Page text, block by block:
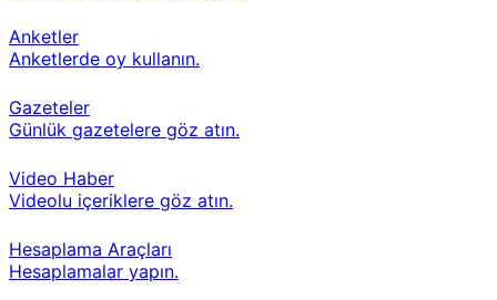
Anketler
Anketlerde oy kullanın.
Gazeteler
Günlük gazetelere göz atın.
Video Haber
Videolu içeriklere göz atın.
Hesaplama Araçları
Hesaplamalar yapın.